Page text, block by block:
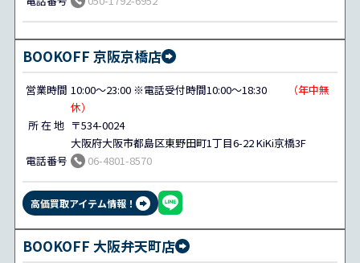
BOOKOFF 京阪京橋店
営業時間 10:00～23:00 ※電話受付時間10:00～18:30
（年中無
休）
所 在 地 〒534-0024
大阪府大阪市都島区東野田町1丁目6-22 KiKi京橋3F
電話番号
06-4801-8570
高価買取アイテム情報！
BOOKOFF 大阪弁天町店